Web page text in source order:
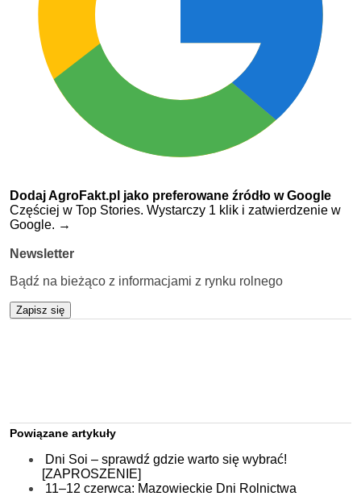
Dodaj AgroFakt.pl jako preferowane źródło w Google
Częściej w Top Stories. Wystarczy 1 klik i zatwierdzenie w
Google. →
Newsletter
Bądź na bieżąco z informacjami z rynku rolnego
Zapisz się
Powiązane artykuły
Dni Soi – sprawdź gdzie warto się wybrać!
[ZAPROSZENIE]
11–12 czerwca: Mazowieckie Dni Rolnictwa